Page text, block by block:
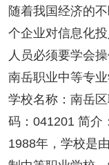
随着我国经济的
个企业对信息化
人员必须要学会操
南岳职业中等专
学校名称：南岳
码：041201 简介
1988年，学校是